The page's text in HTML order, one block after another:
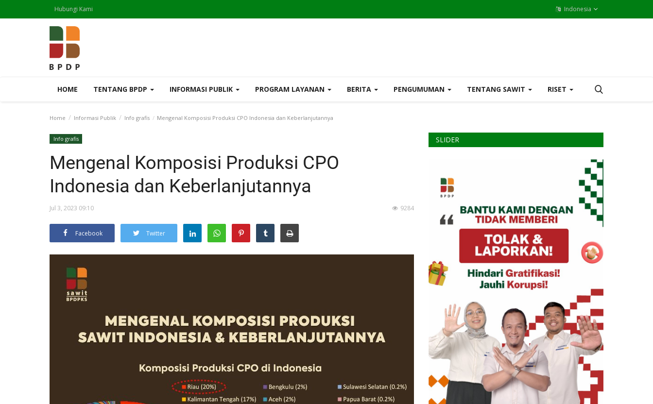
Hubungi Kami Indonesia
HOME TENTANG BPDP INFORMASI PUBLIK PROGRAM LAYANAN BERITA PENGUMUMAN TENTANG SAWIT RISET
Home Informasi Publik Info grafis Mengenal Komposisi Produksi CPO Indonesia dan Keberlanjutannya
Info grafis
Mengenal Komposisi Produksi CPO
Indonesia dan Keberlanjutannya
Jul 3, 2023 09:10 9284
Facebook Twitter
SLIDER